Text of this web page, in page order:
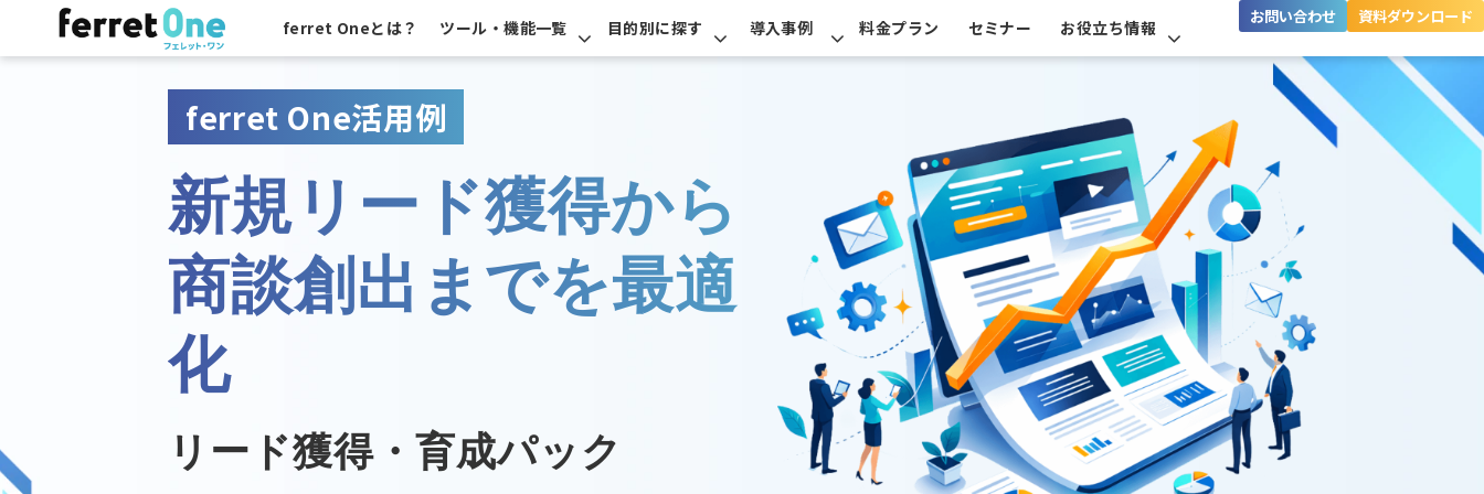
ferret Oneとは？ ツール・機能一覧 目的別に探す 導入事例 料金プラン セミナー お役立ち情報
お問い合わせ 資料ダウンロード
ferret One活用例
新規リード獲得から
商談創出までを最適
化
リード獲得・育成パック